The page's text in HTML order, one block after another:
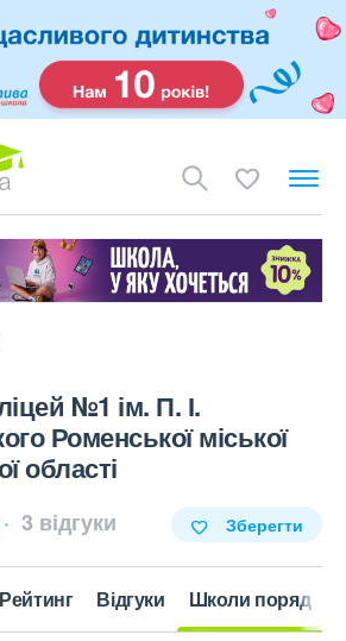
№1 ім. П. І.
Роменської міської
області
3 відгуки Зберегти
Рейтинг Відгуки Школи поряд